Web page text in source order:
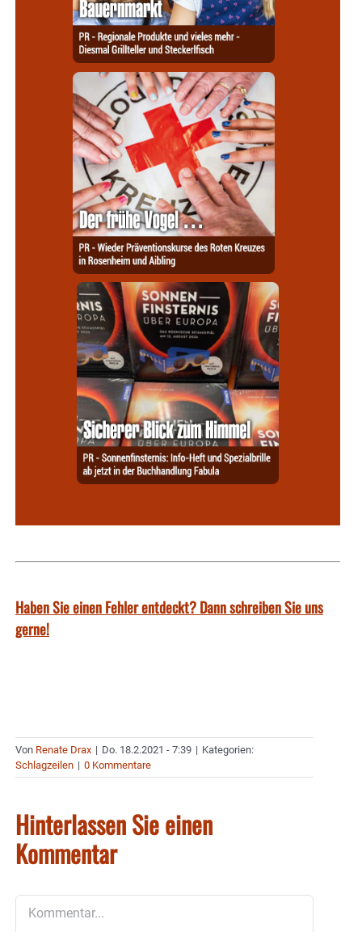
Haben Sie einen Fehler entdeckt? Dann schreiben Sie uns
gerne!
Von Renate Drax | Do. 18.2.2021 - 7:39 | Kategorien:
Schlagzeilen | 0 Kommentare
Hinterlassen Sie einen
Kommentar